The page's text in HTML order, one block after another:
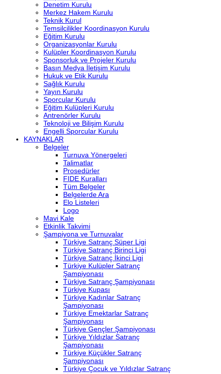
Denetim Kurulu
Merkez Hakem Kurulu
Teknik Kurul
Temsilcilikler Koordinasyon Kurulu
Eğitim Kurulu
Organizasyonlar Kurulu
Kulüpler Koordinasyon Kurulu
Sponsorluk ve Projeler Kurulu
Basın Medya İletişim Kurulu
Hukuk ve Etik Kurulu
Sağlık Kurulu
Yayın Kurulu
Sporcular Kurulu
Eğitim Kulüpleri Kurulu
Antrenörler Kurulu
Teknoloji ve Bilişim Kurulu
Engelli Sporcular Kurulu
KAYNAKLAR
Belgeler
Turnuva Yönergeleri
Talimatlar
Prosedürler
FIDE Kuralları
Tüm Belgeler
Belgelerde Ara
Elo Listeleri
Logo
Mavi Kale
Etkinlik Takvimi
Şampiyona ve Turnuvalar
Türkiye Satranç Süper Ligi
Türkiye Satranç Birinci Ligi
Türkiye Satranç İkinci Ligi
Türkiye Kulüpler Satranç
Şampiyonası
Türkiye Satranç Şampiyonası
Türkiye Kupası
Türkiye Kadınlar Satranç
Şampiyonası
Türkiye Emektarlar Satranç
Şampiyonası
Türkiye Gençler Şampiyonası
Türkiye Yıldızlar Satranç
Şampiyonası
Türkiye Küçükler Satranç
Şampiyonası
Türkiye Çocuk ve Yıldızlar Satranç